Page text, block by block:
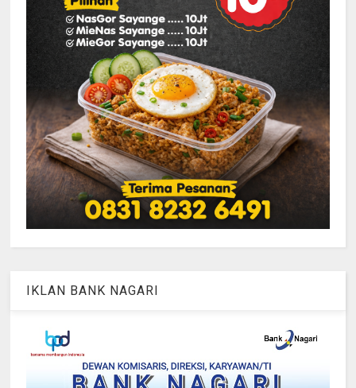
IKLAN BANK NAGARI